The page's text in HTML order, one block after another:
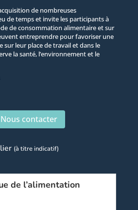
de nombreuses
de temps et invite les participants à
de consommation alimentaire et sur
entreprendre pour favoriser une
leur place de travail et dans le
la santé, l’environnement et le
Nous contacter
(à titre indicatif)
de l’alimentation